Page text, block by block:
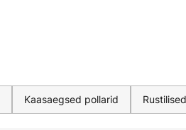
Kaasaegsed pollarid